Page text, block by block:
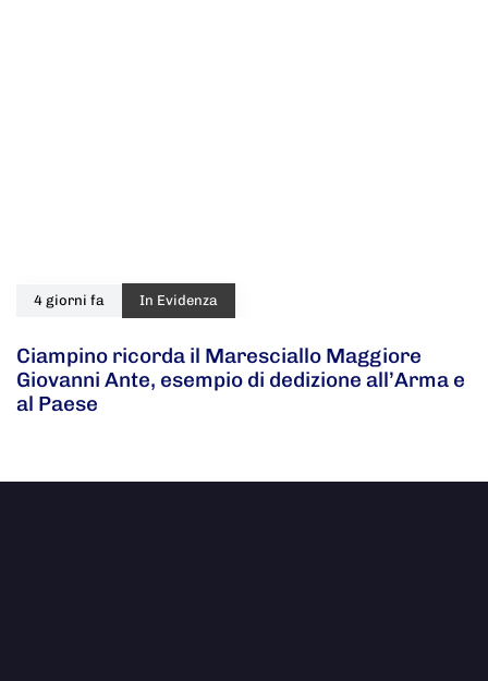
4 giorni fa In Evidenza
Ciampino ricorda il Maresciallo Maggiore
Giovanni Ante, esempio di dedizione all’Arma e
al Paese